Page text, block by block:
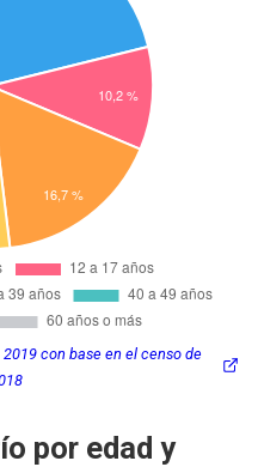
con base en el censo de
por edad y